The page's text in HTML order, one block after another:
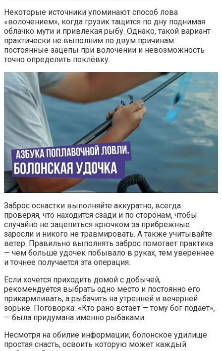
Некоторые источники упоминают способ лова
«волочением», когда грузик тащится по дну поднимая
облачко мути и привлекая рыбу. Однако, такой вариант
практически не выполним по двум причинам:
постоянные зацепы при волочении и невозможность
точно определить поклёвку.
Заброс оснастки выполняйте аккуратно, всегда
проверяя, что находится сзади и по сторонам, чтобы
случайно не зацепиться крючком за прибрежные
заросли и никого не травмировать. А также учитывайте
ветер. Правильно выполнять заброс помогает практика
— чем больше удочек побывало в руках, тем увереннее
и точнее получается эта операция.
Если хочется приходить домой с добычей,
рекомендуется выбрать одно место и постоянно его
прикармливать, а рыбачить на утренней и вечерней
зорьке. Поговорка: «Кто рано встаёт — тому бог подаёт»,
— была придумана именно рыбаками.
Несмотря на обилие информации, болонское удилище
простая снасть, освоить которую может каждый